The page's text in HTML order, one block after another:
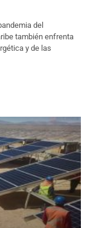
del
también enfrenta
y de las